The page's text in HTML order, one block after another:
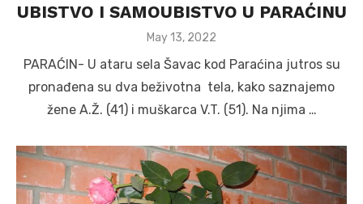
UBISTVO I SAMOUBISTVO U PARAĆINU
Posted
May 13, 2022
PARAĆIN- U ataru sela Šavac kod Paraćina jutros su
pronađena su dva beživotna tela, kako saznajemo
žene A.Ž. (41) i muškarca V.T. (51). Na njima …